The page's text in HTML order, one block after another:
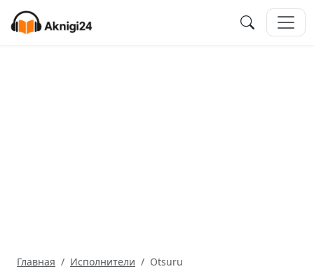
Главная Исполнители Otsuru